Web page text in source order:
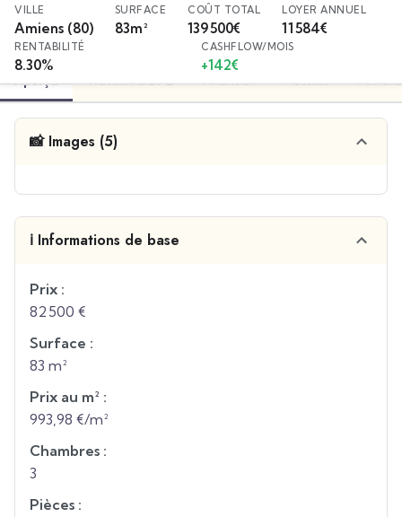
VILLE
Amiens (80)
SURFACE
83m²
COÛT TOTAL
139 500€
LOYER ANNUEL
11 584€
RENTABILITÉ
8.30%
CASHFLOW/MOIS
+142€
Aperçu Travaux & DPE Financier Fiscalité
📸 Images (5)
ℹ️ Informations de base
Prix :
82 500 €
Surface :
83 m²
Prix au m² :
993,98 €/m²
Chambres :
3
Pièces :